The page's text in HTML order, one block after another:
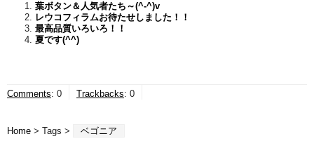
葉ボタン＆人気者たち～(^-^)v
レウコフィラムお待たせしました！！
最高品質いろいろ！！
夏です(^^)
Comments: 0 Trackbacks: 0
Home > Tags > ベゴニア